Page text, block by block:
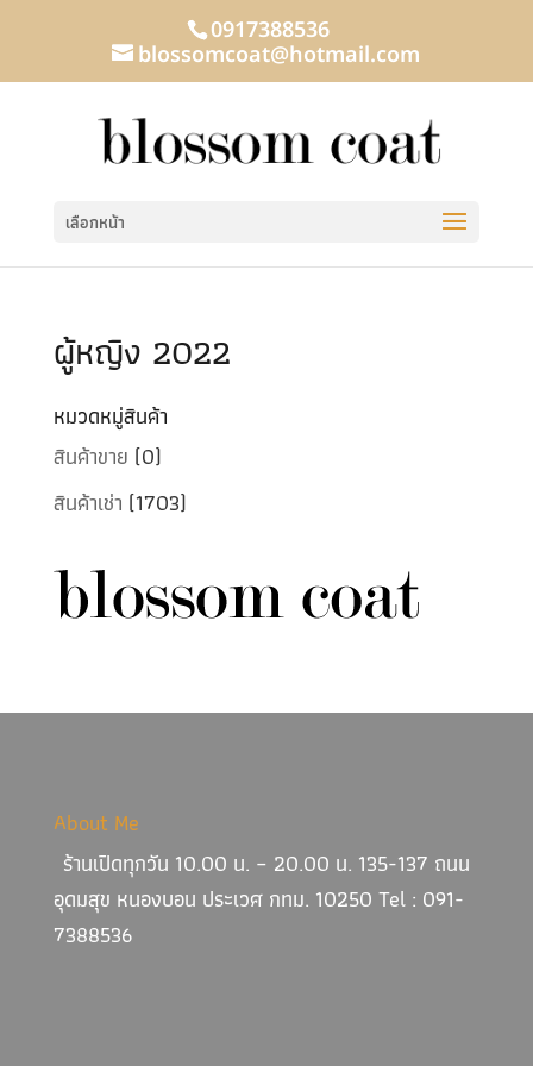
0917388536
blossomcoat@hotmail.com
เลือกหน้า
ผู้หญิง 2022
หมวดหมู่สินค้า
สินค้าขาย (0)
สินค้าเช่า (1703)
About Me
ร้านเปิดทุกวัน 10.00 น. – 20.00 น. 135-137 ถนน
อุดมสุข หนองบอน ประเวศ กทม. 10250 Tel : 091-
7388536